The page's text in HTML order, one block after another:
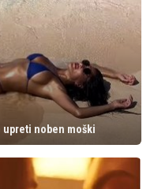
noben moški